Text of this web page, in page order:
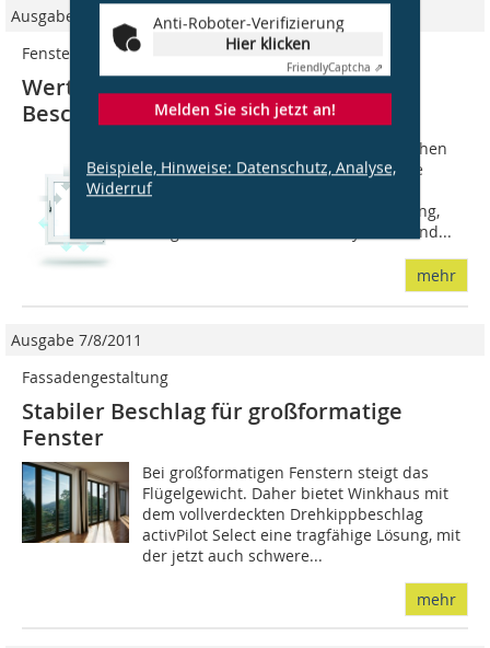
Anti-Roboter-Verifizierung
Hier klicken
FriendlyCaptcha ⇗
Melden Sie sich jetzt an!
Beispiele, Hinweise: Datenschutz, Analyse,
Widerruf
Ausgabe 09/2025
Fenster
Werterhalt durch intelligente
Beschlagtechnik
Innovative Fensterbeschläge ermöglichen
Funktionen, die für moderne Gebäude
unverzichtbar sind: komfortables und
sicheres Lüften, motorisierte Bedienung,
Integration in Smart-Home-Systeme und...
mehr
Ausgabe 7/8/2011
Fassadengestaltung
Stabiler Beschlag für großformatige
Fenster
Bei großformatigen Fenstern steigt das
Flügelgewicht. Daher bietet Winkhaus mit
dem vollverdeckten Drehkippbeschlag
activPilot Select eine tragfähige Lösung, mit
der jetzt auch schwere...
mehr